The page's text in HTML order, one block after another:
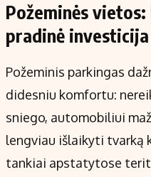
Požeminės
pradinė investicija
Požeminis parkingas
didesniu komfortu:
sniego, automobiliui
lengviau išlaikyti tvarką
tankiai apstatytose